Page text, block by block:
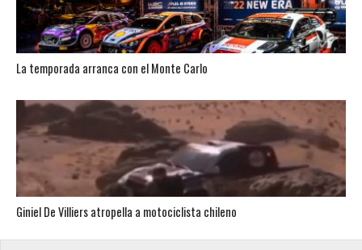
La temporada arranca con el Monte Carlo
Giniel De Villiers atropella a motociclista chileno